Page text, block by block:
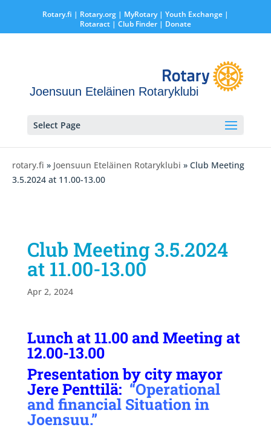
Rotary.fi | Rotary.org| MyRotary | Youth Exchange|
Rotaract| Club Finder| Donate
Joensuun Eteläinen Rotaryklubi
Select Page
rotary.fi » Joensuun Eteläinen Rotaryklubi » Club Meeting
3.5.2024 at 11.00-13.00
Club Meeting 3.5.2024
at 11.00-13.00
Apr 2, 2024
Lunch at 11.00 and Meeting at
12.00-13.00
Presentation by city mayor
Jere Penttilä: “Operational
and financial Situation in
Joensuu.”